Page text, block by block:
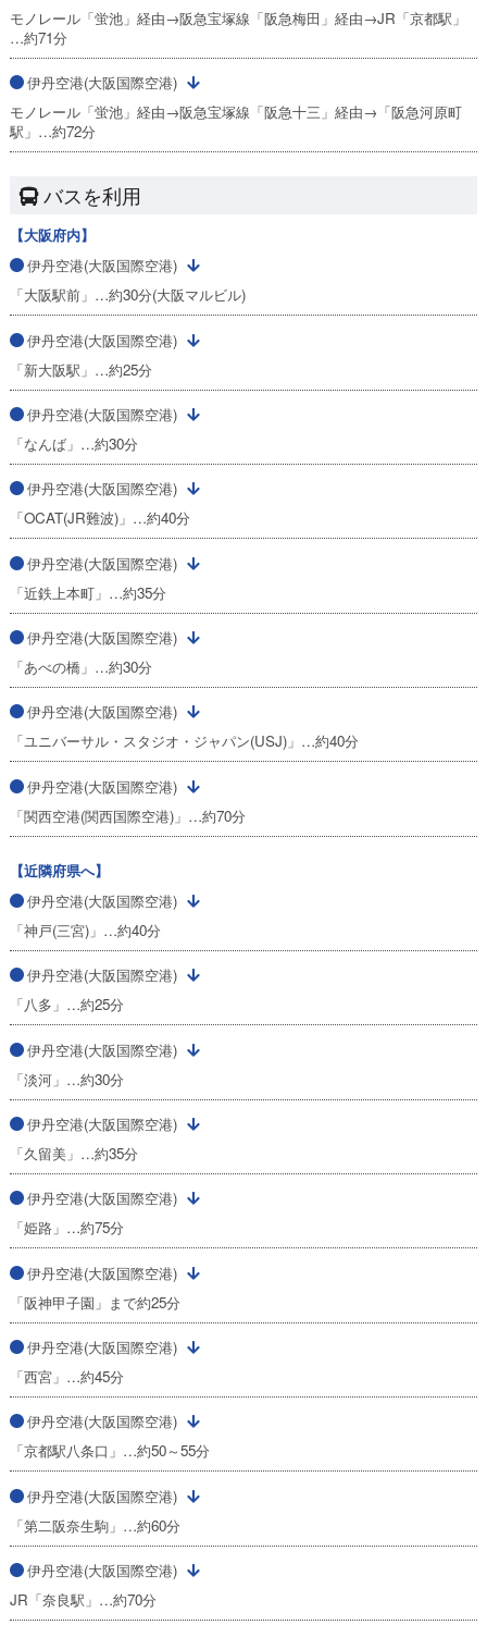
モノレール「蛍池」経由→阪急宝塚線「阪急梅田」経由→JR「京都駅」
…約71分
伊丹空港(大阪国際空港)
モノレール「蛍池」経由→阪急宝塚線「阪急十三」経由→「阪急河原町
駅」…約72分
バスを利用
【大阪府内】
伊丹空港(大阪国際空港)
「大阪駅前」…約30分(大阪マルビル)
伊丹空港(大阪国際空港)
「新大阪駅」…約25分
伊丹空港(大阪国際空港)
「なんば」…約30分
伊丹空港(大阪国際空港)
「OCAT(JR難波)」…約40分
伊丹空港(大阪国際空港)
「近鉄上本町」…約35分
伊丹空港(大阪国際空港)
「あべの橋」…約30分
伊丹空港(大阪国際空港)
「ユニバーサル・スタジオ・ジャパン(USJ)」…約40分
伊丹空港(大阪国際空港)
「関西空港(関西国際空港)」…約70分
【近隣府県へ】
伊丹空港(大阪国際空港)
「神戸(三宮)」…約40分
伊丹空港(大阪国際空港)
「八多」…約25分
伊丹空港(大阪国際空港)
「淡河」…約30分
伊丹空港(大阪国際空港)
「久留美」…約35分
伊丹空港(大阪国際空港)
「姫路」…約75分
伊丹空港(大阪国際空港)
「阪神甲子園」まで約25分
伊丹空港(大阪国際空港)
「西宮」…約45分
伊丹空港(大阪国際空港)
「京都駅八条口」…約50～55分
伊丹空港(大阪国際空港)
「第二阪奈生駒」…約60分
伊丹空港(大阪国際空港)
JR「奈良駅」…約70分